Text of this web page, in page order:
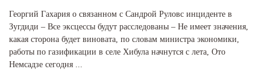
Георгий Гахария о связанном с Сандрой Руловс инциденте в
Зугдиди – Все эксцессы будут расследованы – Не имеет значения,
какая сторона будет виновата, по словам министра экономики,
работы по газификации в селе Хибула начнутся с лета, Ото
Немсадзе сегодня ...